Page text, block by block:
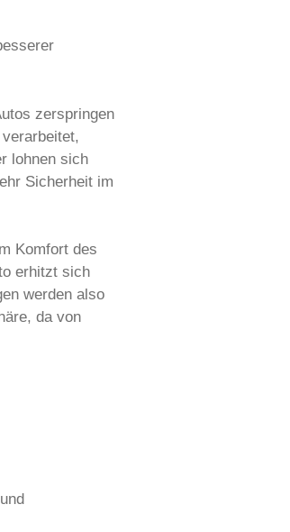
zerspringen
lohnen sich
Sicherheit im
Komfort des
erhitzt sich
werden also
da von